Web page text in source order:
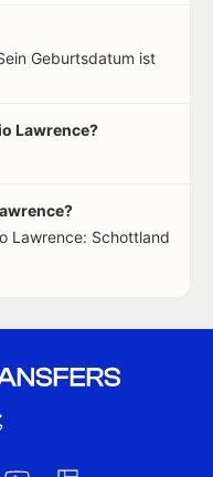
Geburtsdatum ist
Lawrence?
Lawrence: Schottland